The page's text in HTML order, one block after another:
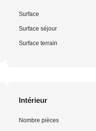
Surface
Surface séjour
Surface terrain
Intérieur
Nombre pièces